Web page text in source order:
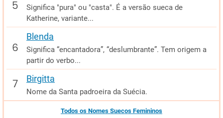
Significa "pura" ou "casta". É a versão sueca de
Katherine, variante...
Blenda
Significa “encantadora”, “deslumbrante”. Tem origem a
partir do verbo...
Birgitta
Nome da Santa padroeira da Suécia.
Todos os Nomes Suecos Femininos